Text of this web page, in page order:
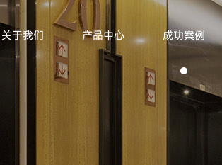
关于我们 产品中心 成功案例